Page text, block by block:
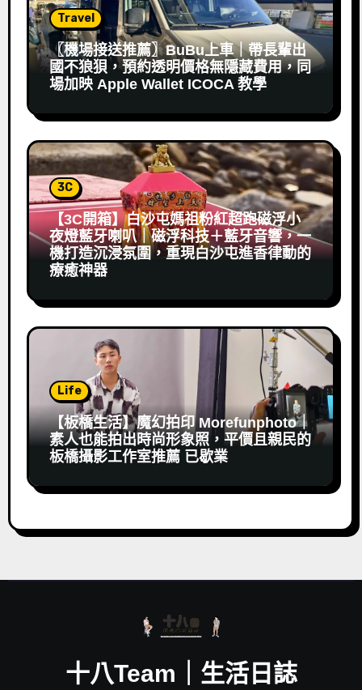
Travel
〖機場接送推薦〗BuBu上車｜帶長輩出
國不狼狽，預約透明價格無隱藏費用，同
場加映 Apple Wallet ICOCA 教學
3C
【3C開箱】白沙屯媽祖粉紅超跑磁浮小
夜燈藍牙喇叭｜磁浮科技＋藍牙音響，一
機打造沉浸氛圍，重現白沙屯進香律動的
療癒神器
Life
【板橋生活】魔幻拍印 Morefunphoto｜
素人也能拍出時尚形象照，平價且親民的
板橋攝影工作室推薦 已歇業
十八Team｜生活日誌